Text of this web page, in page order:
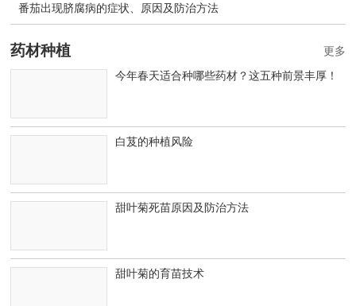
番茄出现脐腐病的症状、原因及防治方法
药材种植
今年春天适合种哪些药材？这五种前景丰厚！
白芨的种植风险
甜叶菊死苗原因及防治方法
甜叶菊的育苗技术
更多